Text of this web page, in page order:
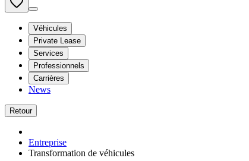
Véhicules
Private Lease
Services
Professionnels
Carrières
News
Retour
Entreprise
Transformation de véhicules